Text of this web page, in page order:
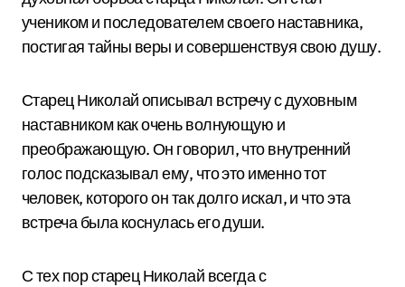
учеником и последователем своего наставника,
постигая тайны веры и совершенствуя свою душу.
Старец Николай описывал встречу с духовным
наставником как очень волнующую и
преображающую. Он говорил, что внутренний
голос подсказывал ему, что это именно тот
человек, которого он так долго искал, и что эта
встреча была коснулась его души.
С тех пор старец Николай всегда с